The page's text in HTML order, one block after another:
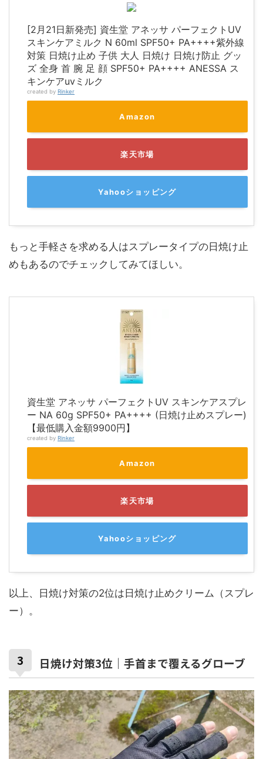
[2月21日新発売] 資生堂 アネッサ パーフェクトUV
スキンケアミルク N 60ml SPF50+ PA++++紫外線
対策 日焼け止め 子供 大人 日焼け 日焼け防止 グッ
ズ 全身 首 腕 足 顔 SPF50+ PA++++ ANESSA ス
キンケアuvミルク
created by Rinker
Amazon
楽天市場
Yahooショッピング
もっと手軽さを求める人はスプレータイプの日焼け止
めもあるのでチェックしてみてほしい。
資生堂 アネッサ パーフェクトUV スキンケアスプレ
ー NA 60g SPF50+ PA++++ (日焼け止めスプレー)
【最低購入金額9900円】
created by Rinker
Amazon
楽天市場
Yahooショッピング
以上、日焼け対策の2位は日焼け止めクリーム（スプレ
ー）。
日焼け対策3位｜手首まで覆えるグローブ